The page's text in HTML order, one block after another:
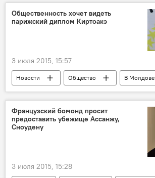
Общественность хочет видеть
парижский диплом Киртоакэ
3 июля 2015, 15:57
Новости Общество
В Молдове
Республика Молдова
Дорин Киртоакэ
диплом
Французский бомонд просит
предоставить убежище Ассанжу,
Сноудену
3 июля 2015, 15:28